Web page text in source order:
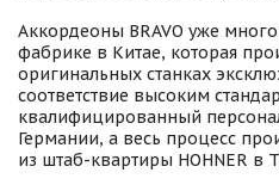
Аккордеоны BRAVO уже
фабрике в Китае, которая
оригинальных станках
соответствие высоким
квалифицированный
Германии, а весь процесс
из штаб-квартиры HOHNER в